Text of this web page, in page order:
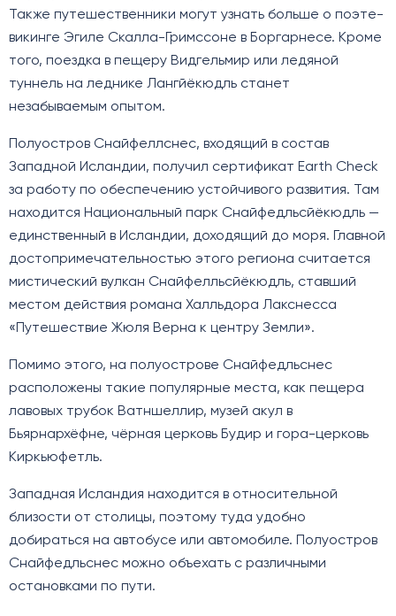
Также путешественники могут узнать больше о поэте-
викинге Эгиле Скалла-Гримссоне в Боргарнесе. Кроме
того, поездка в пещеру Видгельмир или ледяной
туннель на леднике Лангйёкюдль станет
незабываемым опытом.
Полуостров Снайфеллснес, входящий в состав
Западной Исландии, получил сертификат Earth Check
за работу по обеспечению устойчивого развития. Там
находится Национальный парк Снайфедльсйёкюдль —
единственный в Исландии, доходящий до моря. Главной
достопримечательностью этого региона считается
мистический вулкан Снайфелльсйёкюдль, ставший
местом действия романа Халльдора Лакснесса
«Путешествие Жюля Верна к центру Земли».
Помимо этого, на полуострове Снайфедльснес
расположены такие популярные места, как пещера
лавовых трубок Ватншеллир, музей акул в
Бьярнархёфне, чёрная церковь Будир и гора-церковь
Киркьюфетль.
Западная Исландия находится в относительной
близости от столицы, поэтому туда удобно
добираться на автобусе или автомобиле. Полуостров
Снайфедльснес можно объехать с различными
остановками по пути.